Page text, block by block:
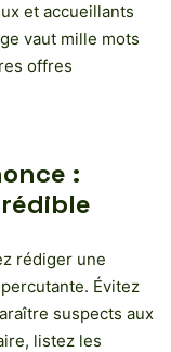
et accueillants
vaut mille mots
offres
:
rédiger une
Évitez
suspects aux
listez les